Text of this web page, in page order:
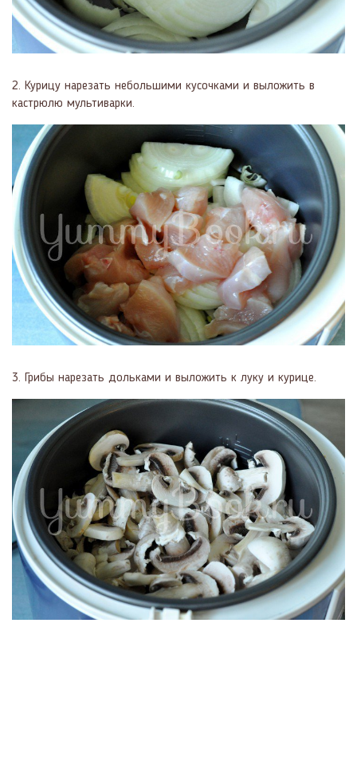
2. Курицу нарезать небольшими кусочками и выложить в
кастрюлю мультиварки.
3. Грибы нарезать дольками и выложить к луку и курице.